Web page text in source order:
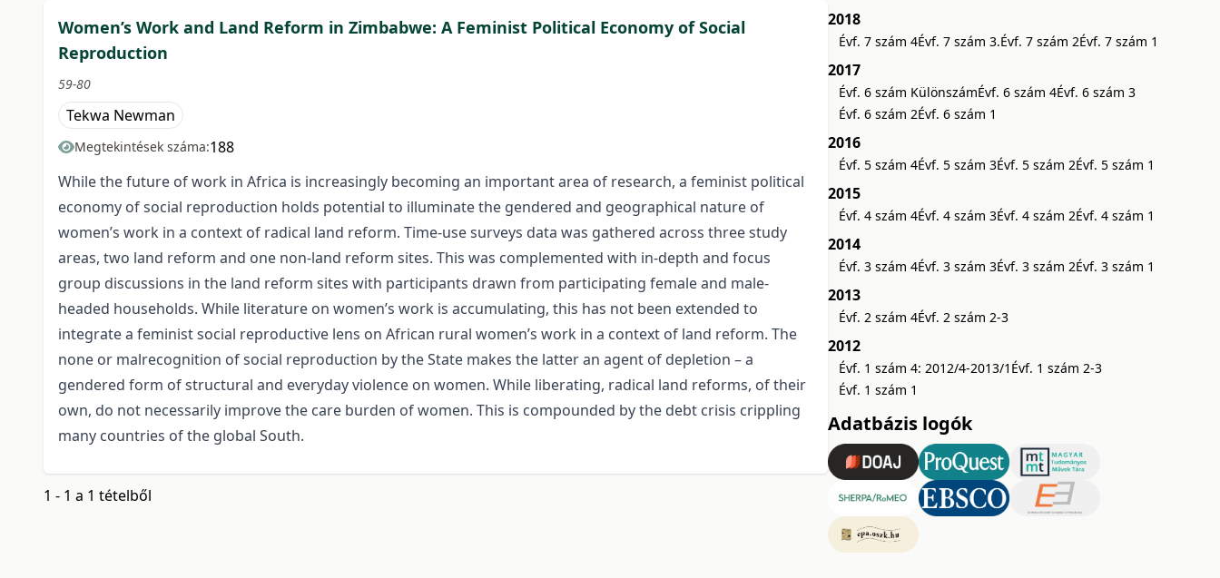
Women’s Work and Land Reform in Zimbabwe: A Feminist Political Economy of Social
Reproduction
59-80
Tekwa Newman
Megtekintések száma:188
While the future of work in Africa is increasingly becoming an important area of research, a feminist political
economy of social reproduction holds potential to illuminate the gendered and geographical nature of
women’s work in a context of radical land reform. Time-use surveys data was gathered across three study
areas, two land reform and one non-land reform sites. This was complemented with in-depth and focus
group discussions in the land reform sites with participants drawn from participating female and male-
headed households. While literature on women’s work is accumulating, this has not been extended to
integrate a feminist social reproductive lens on African rural women’s work in a context of land reform. The
none or malrecognition of social reproduction by the State makes the latter an agent of depletion – a
gendered form of structural and everyday violence on women. While liberating, radical land reforms, of their
own, do not necessarily improve the care burden of women. This is compounded by the debt crisis crippling
many countries of the global South.
1 - 1 a 1 tételből
2018
Évf. 7 szám 4Évf. 7 szám 3.Évf. 7 szám 2Évf. 7 szám 1
2017
Évf. 6 szám KülönszámÉvf. 6 szám 4Évf. 6 szám 3
Évf. 6 szám 2Évf. 6 szám 1
2016
Évf. 5 szám 4Évf. 5 szám 3Évf. 5 szám 2Évf. 5 szám 1
2015
Évf. 4 szám 4Évf. 4 szám 3Évf. 4 szám 2Évf. 4 szám 1
2014
Évf. 3 szám 4Évf. 3 szám 3Évf. 3 szám 2Évf. 3 szám 1
2013
Évf. 2 szám 4Évf. 2 szám 2-3
2012
Évf. 1 szám 4: 2012/4-2013/1 Évf. 1 szám 2-3
Évf. 1 szám 1
Adatbázis logók